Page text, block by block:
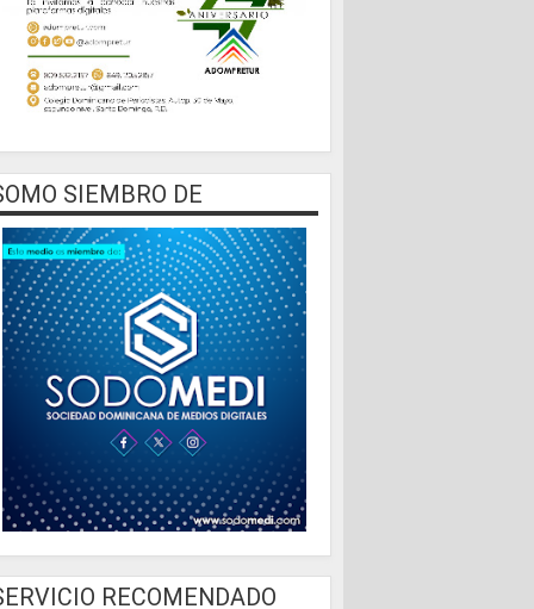
SIEMBRO DE
RECOMENDADO